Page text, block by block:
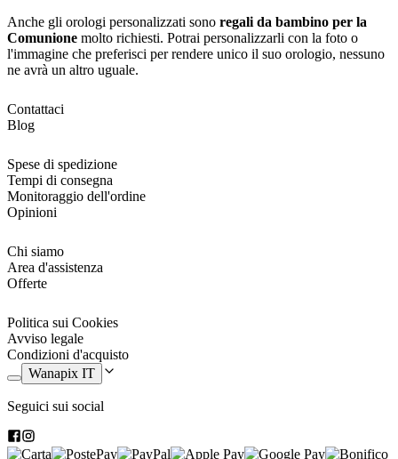
Anche gli orologi personalizzati sono regali da bambino per la
Comunione molto richiesti. Potrai personalizzarli con la foto o
l'immagine che preferisci per rendere unico il suo orologio, nessuno
ne avrà un altro uguale.
Contattaci
Blog
Spese di spedizione
Tempi di consegna
Monitoraggio dell'ordine
Opinioni
Chi siamo
Area d'assistenza
Offerte
Politica sui Cookies
Avviso legale
Condizioni d'acquisto
Wanapix IT
Seguici sui social